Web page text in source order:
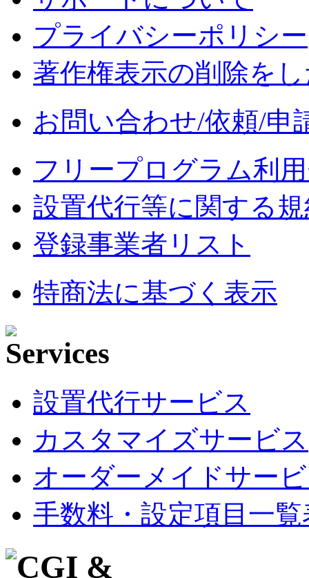
プライバシーポリシー
著作権表示の削除を
お問い合わせ/依頼/申
フリープログラム利
設置代行等に関する
登録事業者リスト
特商法に基づく表示
設置代行サービス
カスタマイズサービス
オーダーメイドサー
手数料・設定項目一覧